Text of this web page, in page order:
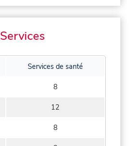
Services
Services de santé
8
12
8